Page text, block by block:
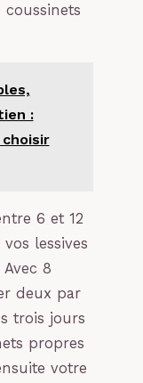
:
6 et 12
lessives
8
deux par
trois jours
propres
votre